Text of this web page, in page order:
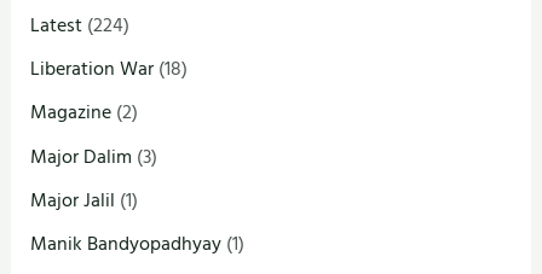
Latest(224)
Liberation War(18)
Magazine(2)
Major Dalim (3)
Major Jalil (1)
Manik Bandyopadhyay(1)